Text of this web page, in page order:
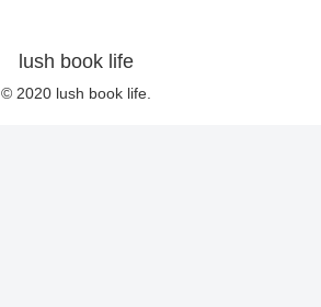
lush book life
© 2020 lush book life.